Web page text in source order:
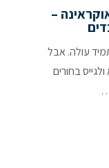
–
עולה. אבל
בחורים